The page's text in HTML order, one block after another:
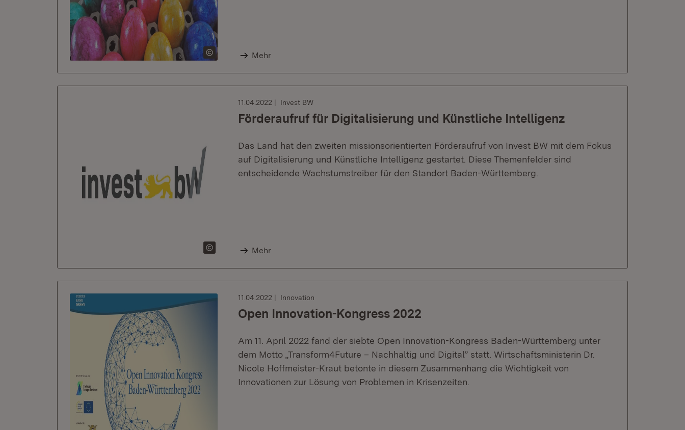
Mehr
11.04.2022 Invest BW
Förderaufruf für Digitalisierung und Künstliche Intelligenz
Das Land hat den zweiten missionsorientierten Förderaufruf von Invest BW mit dem Fokus
auf Digitalisierung und Künstliche Intelligenz gestartet. Diese Themenfelder sind
entscheidende Wachstumstreiber für den Standort Baden-Württemberg.
Mehr
11.04.2022 Innovation
Open Innovation-Kongress 2022
Am 11. April 2022 fand der siebte Open Innovation-Kongress Baden-Württemberg unter
dem Motto „Transform4Future – Nachhaltig und Digital” statt. Wirtschaftsministerin Dr.
Nicole Hoffmeister-Kraut betonte in diesem Zusammenhang die Wichtigkeit von
Innovationen zur Lösung von Problemen in Krisenzeiten.